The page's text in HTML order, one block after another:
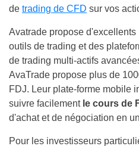
de trading de CFD sur vos
Avatrade propose d'excellents
outils de trading et des
de trading multi-actifs
AvaTrade propose plus de
FDJ. Leur plate-forme mobile
suivre facilement le cours de
d'achat et de négociation en
Pour les investisseurs